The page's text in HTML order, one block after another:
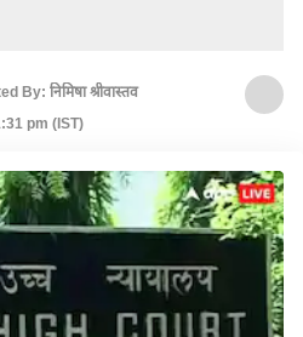
By: निमिषा श्रीवास्तव
pm (IST)